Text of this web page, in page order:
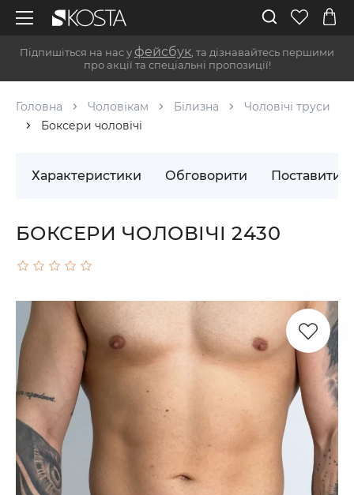
Підпишіться на нас у фейсбук , та дізнавайтесь першими
про акції та спеціальні пропозиції!
Головна Чоловікам Білизна
Чоловічі труси
Боксери чоловічі
Характеристики Обговорити Поставити
БОКСЕРИ ЧОЛОВІЧІ 2430